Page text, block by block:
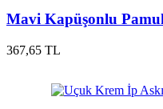
Mavi Kapüşonlu
367,65 TL